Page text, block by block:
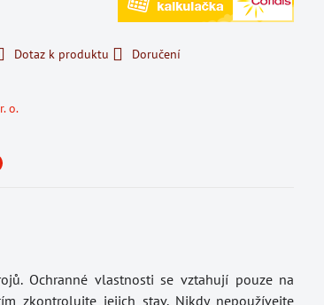
Dotaz k produktu Doručení
o.
Ochranné vlastnosti se vztahují pouze na
zkontrolujte jejich stav. Nikdy nepoužívejte